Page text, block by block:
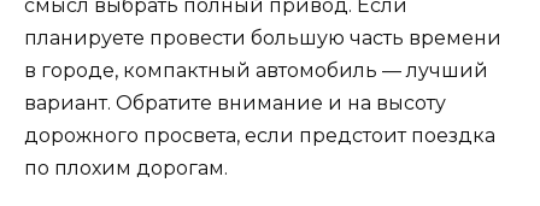
смысл выбрать полный привод. Если
планируете провести большую часть времени
в городе, компактный автомобиль — лучший
вариант. Обратите внимание и на высоту
дорожного просвета, если предстоит поездка
по плохим дорогам.